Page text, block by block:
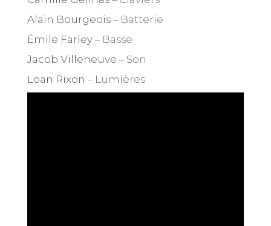
Alain Bourgeois – Batterie
Émile Farley – Basse
Jacob Villeneuve – Son
Loan Rixon – Lumières